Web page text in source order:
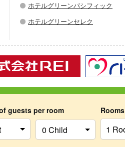
guests per room Rooms
ホテルグリーンパシフィック
ホテルグリーンセレク